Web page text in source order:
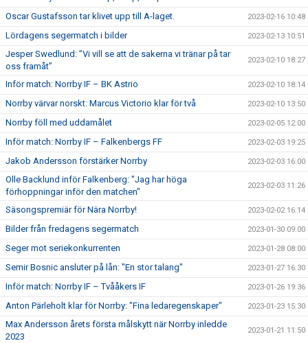
Oscar Gustafsson tar klivet upp till A-laget. 2023-02-16 10:48
Lördagens segermatch i bilder 2023-02-13 10:51
Jesper Swedlund: ”Vi vill se att de sakerna vi tränar på tar
oss framåt”
2023-02-10 18:27
Inför match: Norrby IF – BK Astrio 2023-02-10 18:14
Norrby värvar norskt: Marcus Victorio klar för två 2023-02-10 13:50
Norrby föll med uddamålet 2023-02-05 12:00
Inför match: Norrby IF – Falkenbergs FF 2023-02-03 19:25
Jakob Andersson förstärker Norrby 2023-02-03 16:00
Olle Backlund inför Falkenberg: "Jag har höga
förhoppningar inför den matchen"
2023-02-03 11:26
Säsongspremiär för Nära Norrby! 2023-02-02 16:14
Bilder från fredagens segermatch 2023-01-30 09:00
Seger mot seriekonkurrenten 2023-01-28 08:00
Semir Bosnic ansluter på lån: "En stor talang" 2023-01-27 16:30
Inför match: Norrby IF – Tvååkers IF 2023-01-26 19:36
Anton Pärleholt klar för Norrby: "Fina ledaregenskaper" 2023-01-23 15:30
Max Andersson årets första målskytt när Norrby inledde
2023
2023-01-21 11:50